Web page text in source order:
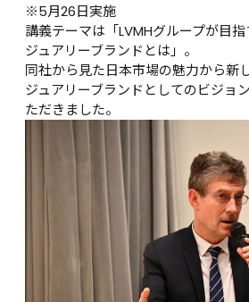
※5月26日実施
講義テーマは「LVMHグループが目
ジュアリーブランドとは」。
同社から見た日本市場の魅力から新
ジュアリーブランドとしてのビジョ
ただきました。